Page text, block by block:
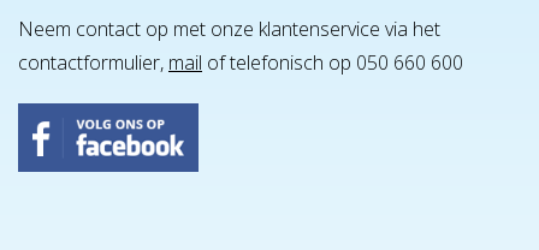
Neem contact op met onze klantenservice via het
contactformulier, mail of telefonisch op 050 660 600